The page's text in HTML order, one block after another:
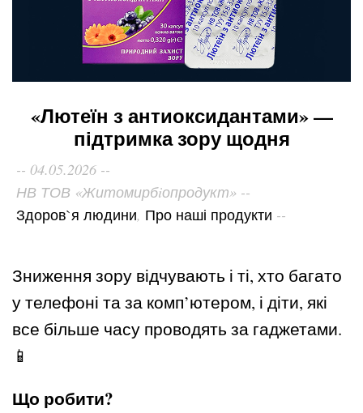
«Лютеїн з антиоксидантами» —
підтримка зору щодня
04.05.2026
НВ ТОВ «Житомирбiопродукт»
Здоров`я людини, Про наші продукти
Зниження зору відчувають і ті, хто багато
у телефоні та за комп’ютером, і діти, які
все більше часу проводять за гаджетами.
📱
Що робити?